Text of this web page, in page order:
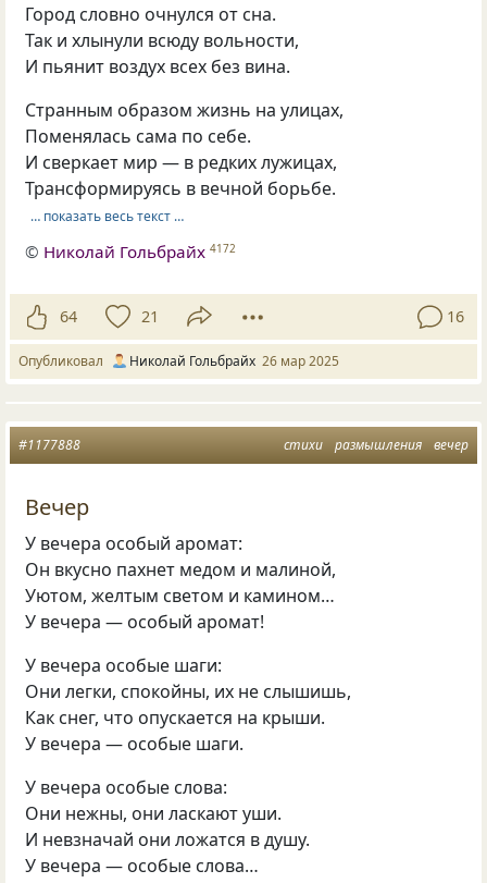
Город словно очнулся от сна.
Так и хлынули всюду вольности,
И пьянит воздух всех без вина.
Странным образом жизнь на улицах,
Поменялась сама по себе.
И сверкает мир — в редких лужицах,
Трансформируясь в вечной борьбе.
… показать весь текст …
© Николай Гольбрайх 4172
64 21 16
Опубликовал Николай Гольбрайх 26 мар 2025
стихи размышления вечер
#1177888
Вечер
У вечера особый аромат:
Он вкусно пахнет медом и малиной,
Уютом, желтым светом и камином…
У вечера — особый аромат!
У вечера особые шаги:
Они легки, спокойны, их не слышишь,
Как снег, что опускается на крыши.
У вечера — особые шаги.
У вечера особые слова:
Они нежны, они ласкают уши.
И невзначай они ложатся в душу.
У вечера — особые слова…